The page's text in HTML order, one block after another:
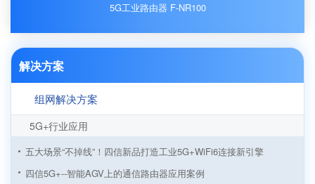
5G工业路由器 F-NR100
解决方案
组网解决方案
5G+行业应用
五大场景“不掉线”！四信新品打造工业5G+WiFi6连接新引擎
四信5G+--智能AGV上的通信路由器应用案例